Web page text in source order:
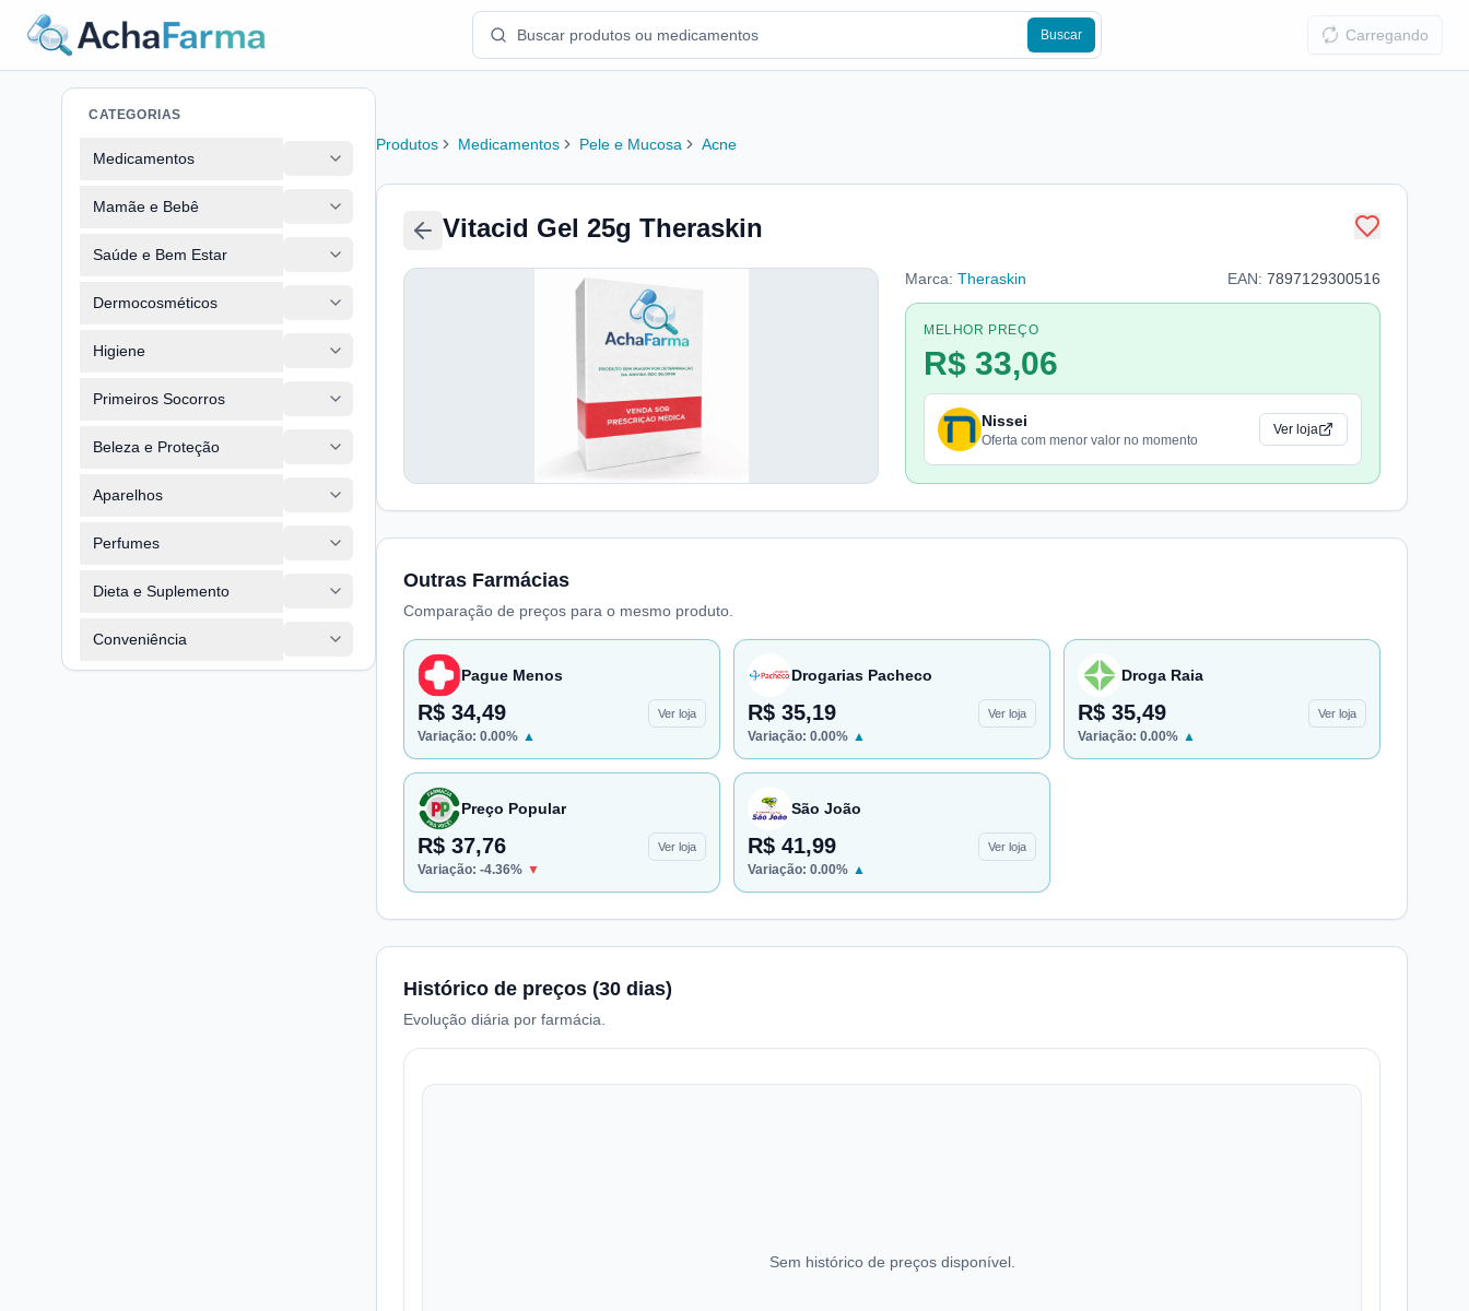
Buscar Carregando
CATEGORIAS
Medicamentos
Mamãe e Bebê
Saúde e Bem Estar
Dermocosméticos
Higiene
Primeiros Socorros
Beleza e Proteção
Aparelhos
Perfumes
Dieta e Suplemento
Conveniência
Produtos Medicamentos Pele e Mucosa Acne
Vitacid Gel 25g Theraskin
Marca: Theraskin EAN: 7897129300516
MELHOR PREÇO
R$ 33,06
Nissei
Oferta com menor valor no momento
Ver loja
Outras Farmácias
Comparação de preços para o mesmo produto.
Pague Menos
R$ 34,49 Ver loja
Variação: 0.00% ▲
Drogarias Pacheco
R$ 35,19 Ver loja
Variação: 0.00% ▲
Droga Raia
R$ 35,49 Ver loja
Variação: 0.00% ▲
Preço Popular
R$ 37,76 Ver loja
Variação: -4.36% ▼
São João
R$ 41,99 Ver loja
Variação: 0.00% ▲
Histórico de preços (30 dias)
Evolução diária por farmácia.
Sem histórico de preços disponível.